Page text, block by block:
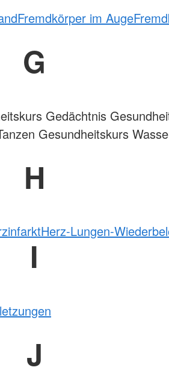
Fremdkörper im Auge
G
Gedächtnis
Gesundheitskurs
H
Herz-Lungen-
I
J